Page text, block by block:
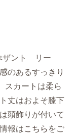
ント リー
のあるすっきり
スカートは柔ら
丈はおよそ膝下
頭飾りが付いて
報はこちら をご